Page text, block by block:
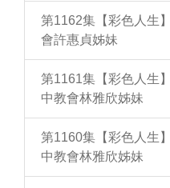
第1162集【彩色人生
會許惠貞姊妹
第1161集【彩色人生
中教會林雅欣姊妹
第1160集【彩色人生
中教會林雅欣姊妹